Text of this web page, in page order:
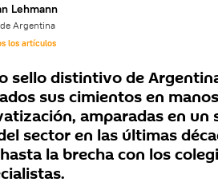
Lehmann
Argentina
los artículos
sello distintivo de
sus cimientos en
amparadas en
sector en las últimas
la brecha con los